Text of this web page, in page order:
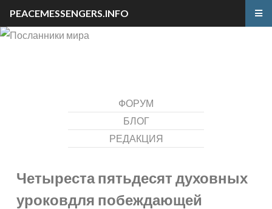
ФОРУМ
БЛОГ
РЕДАКЦИЯ
Четыреста пятьдесят духовных
уроковдля побеждающей
PEACEMESSENGERS.INFO